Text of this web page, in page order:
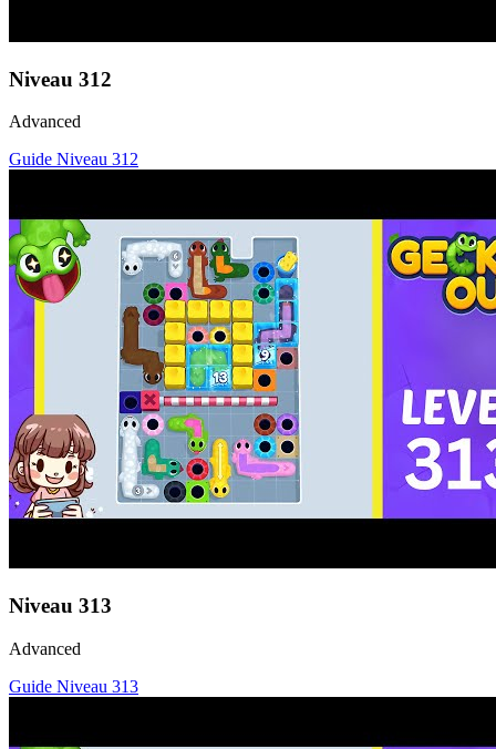
Niveau 312
Advanced
Guide Niveau 312
Niveau 313
Advanced
Guide Niveau 313